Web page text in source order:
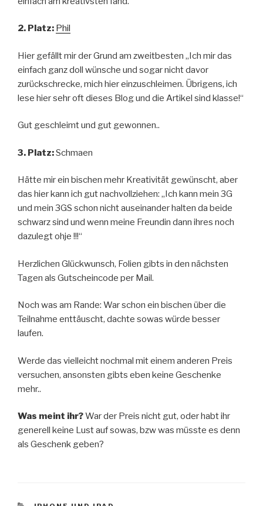
2. Platz: Phil
Hier gefällt mir der Grund am zweitbesten „Ich mir das
einfach ganz doll wünsche und sogar nicht davor
zurückschrecke, mich hier einzuschleimen. Übrigens, ich
lese hier sehr oft dieses Blog und die Artikel sind klasse!“
Gut geschleimt und gut gewonnen..
3. Platz:Schmaen
Hätte mir ein bischen mehr Kreativität gewünscht, aber
das hier kann ich gut nachvollziehen: „Ich kann mein 3G
und mein 3GS schon nicht auseinander halten da beide
schwarz sind und wenn meine Freundin dann ihres noch
dazulegt ohje !!!“
Herzlichen Glückwunsch, Folien gibts in den nächsten
Tagen als Gutscheincode per Mail.
Noch was am Rande: War schon ein bischen über die
Teilnahme enttäuscht, dachte sowas würde besser
laufen.
Werde das vielleicht nochmal mit einem anderen Preis
versuchen, ansonsten gibts eben keine Geschenke
mehr..
Was meint ihr?War der Preis nicht gut, oder habt ihr
generell keine Lust auf sowas, bzw was müsste es denn
als Geschenk geben?